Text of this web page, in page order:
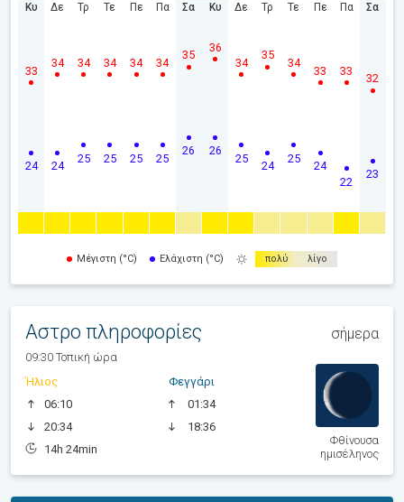
Κυ
24
33
Δε
24
34
Τρ
25
34
Τε
25
34
Πε
25
34
Πα
25
34
Σα
26
35
Κυ
26
36
Δε
25
34
Τρ
24
35
Τε
25
34
Πε
24
33
Πα
22
33
Σα
23
32
Μέγιστη (°C) Ελάχιστη (°C) πολύ λίγο
Αστρο πληροφορίες σήμερα
09:30 Τοπική ώρα
Ήλιος
06:10
20:34
14h 24min
Φεγγάρι
01:34
18:36
Φθίνουσα
ημισέληνος